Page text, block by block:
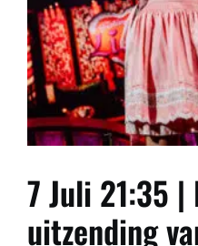
7 Juli 21:35
uitzending